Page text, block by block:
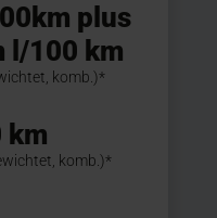
plus
l/100 km
komb.)*
km
komb.)*